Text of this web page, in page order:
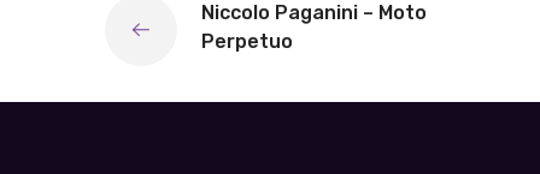
Niccolo Paganini – Moto
Perpetuo